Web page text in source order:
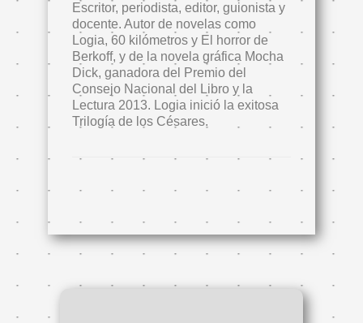
Escritor, periodista, editor, guionista y
docente. Autor de novelas como
Logia, 60 kilómetros y El horror de
Berkoff, y de la novela gráfica Mocha
Dick, ganadora del Premio del
Consejo Nacional del Libro y la
Lectura 2013. Logia inició la exitosa
Trilogía de los Césares.